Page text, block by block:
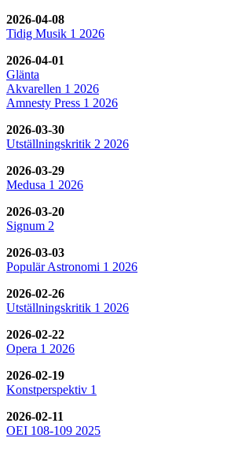
2026-04-08
Tidig Musik 1 2026
2026-04-01
Glänta
Akvarellen 1 2026
Amnesty Press 1 2026
2026-03-30
Utställningskritik 2 2026
2026-03-29
Medusa 1 2026
2026-03-20
Signum 2
2026-03-03
Populär Astronomi 1 2026
2026-02-26
Utställningskritik 1 2026
2026-02-22
Opera 1 2026
2026-02-19
Konstperspektiv 1
2026-02-11
OEI 108-109 2025